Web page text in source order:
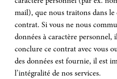
mail), que nous traitons dans le
contrat. Si vous ne nous
données à caractère personnel,
conclure ce contrat avec vous
des données est fournie, il est
l’intégralité de nos services.